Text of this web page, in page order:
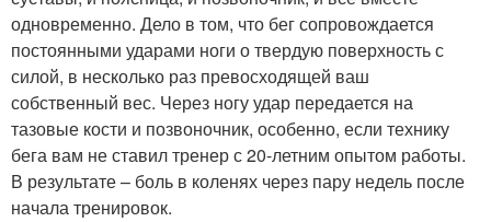
одновременно. Дело в том, что бег сопровождается
постоянными ударами ноги о твердую поверхность с
силой, в несколько раз превосходящей ваш
собственный вес. Через ногу удар передается на
тазовые кости и позвоночник, особенно, если технику
бега вам не ставил тренер с 20-летним опытом работы.
В результате – боль в коленях через пару недель после
начала тренировок.